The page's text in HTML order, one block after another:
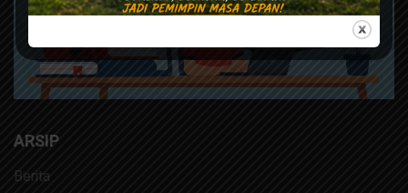
ARSIP
Berita